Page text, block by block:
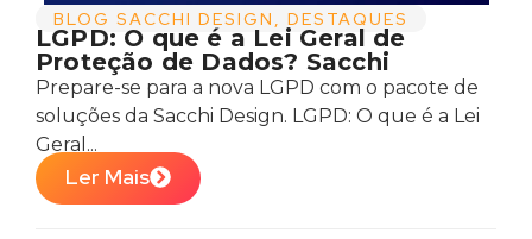
BLOG SACCHI DESIGN , DESTAQUES
LGPD: O que é a Lei Geral de
Proteção de Dados? Sacchi
Prepare-se para a nova LGPD com o pacote de
soluções da Sacchi Design. LGPD: O que é a Lei
Geral...
Ler Mais